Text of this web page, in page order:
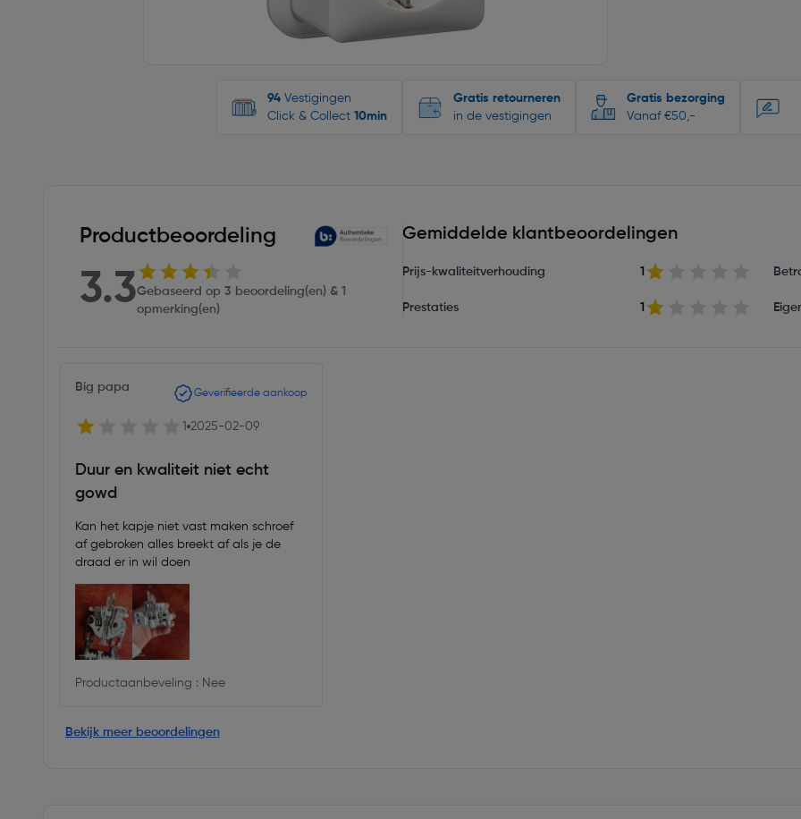
94 Vestigingen
Click & Collect 10min
Gratis retourneren
in de vestigingen
Gratis bezorging
Vanaf €50,-
Productbeoordeling
3.3Gebaseerd op 3 beoordeling(en) & 1
opmerking(en)
Gemiddelde klantbeoordelingen
Prijs-kwaliteitverhouding 1
Prestaties 1
Big papa Geverifieerde aankoop
1 2025-02-09
Duur en kwaliteit niet echt
gowd
Kan het kapje niet vast maken schroef
af gebroken alles breekt af als je de
draad er in wil doen
Productaanbeveling : Nee
Bekijk meer beoordelingen